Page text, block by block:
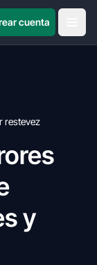
cuenta
restevez
y